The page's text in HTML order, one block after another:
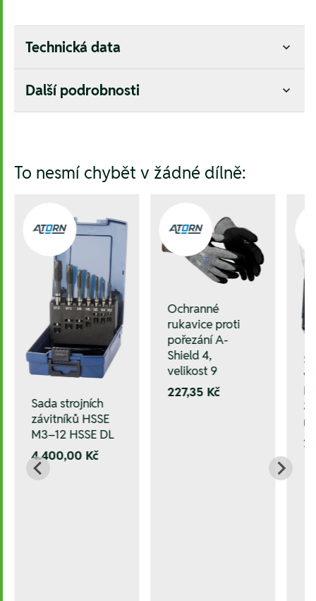
Technická data
Další podrobnosti
To nesmí chybět v žádné dílně:
Sada strojních
závitníků HSSE
M3–12 HSSE DL
4.400,00 Kč
Ochranné
rukavice proti
pořezání A-
Shield 4,
velikost 9
227,35 Kč